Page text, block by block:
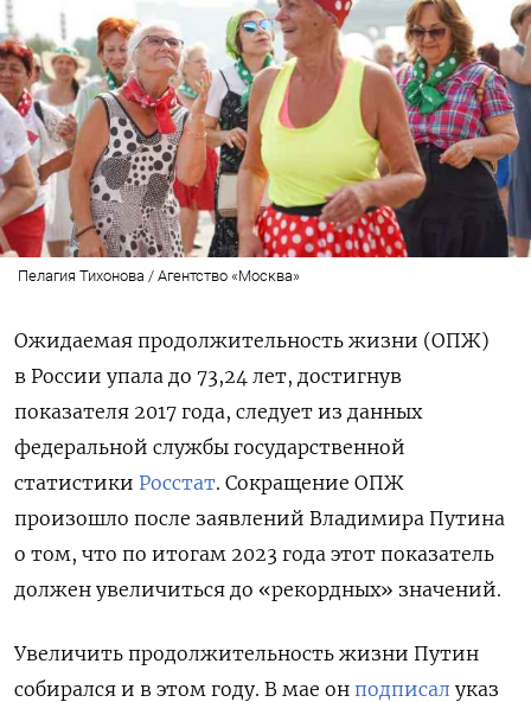
Пелагия Тихонова / Агентство «Москва»
Ожидаемая продолжительность жизни (ОПЖ)
в России упала до 73,24 лет, достигнув
показателя 2017 года, следует из данных
федеральной службы государственной
статистики Росстат. Сокращение ОПЖ
произошло после заявлений Владимира Путина
о том, что по итогам 2023 года этот показатель
должен увеличиться до «рекордных» значений.
Увеличить продолжительность жизни Путин
собирался и в этом году. В мае он подписал указ